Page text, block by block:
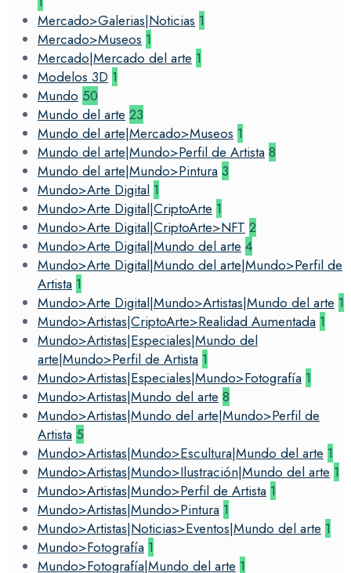
Mercado>Galerias|Noticias 1
Mercado>Museos 1
Mercado|Mercado del arte 1
Modelos 3D 1
Mundo 50
Mundo del arte 23
Mundo del arte|Mercado>Museos 1
Mundo del arte|Mundo>Perfil de Artista 8
Mundo del arte|Mundo>Pintura 3
Mundo>Arte Digital 1
Mundo>Arte Digital|CriptoArte 1
Mundo>Arte Digital|CriptoArte>NFT 2
Mundo>Arte Digital|Mundo del arte 4
Mundo>Arte Digital|Mundo del arte|Mundo>Perfil de
Artista 1
Mundo>Arte Digital|Mundo>Artistas|Mundo del arte 1
Mundo>Artistas|CriptoArte>Realidad Aumentada 1
Mundo>Artistas|Especiales|Mundo del
arte|Mundo>Perfil de Artista 1
Mundo>Artistas|Especiales|Mundo>Fotografía 1
Mundo>Artistas|Mundo del arte 8
Mundo>Artistas|Mundo del arte|Mundo>Perfil de
Artista 5
Mundo>Artistas|Mundo>Escultura|Mundo del arte 1
Mundo>Artistas|Mundo>Ilustración|Mundo del arte 1
Mundo>Artistas|Mundo>Perfil de Artista 1
Mundo>Artistas|Mundo>Pintura 1
Mundo>Artistas|Noticias>Eventos|Mundo del arte 1
Mundo>Fotografía 1
Mundo>Fotografía|Mundo del arte 1